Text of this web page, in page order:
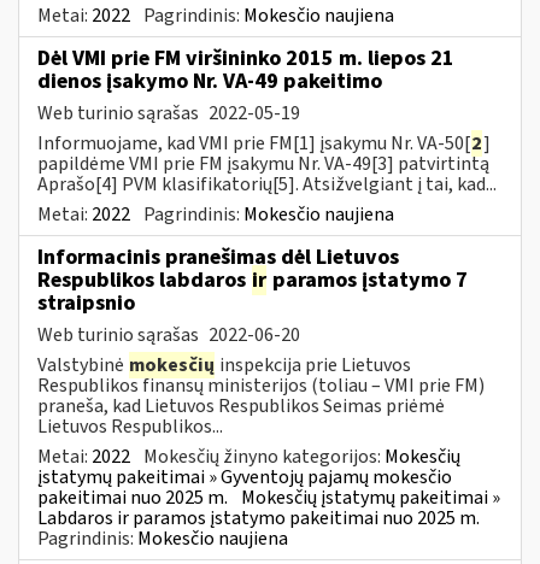
Metai: 2022 Pagrindinis: Mokesčio naujiena
Dėl VMI prie FM viršininko 2015 m. liepos 21
dienos įsakymo Nr. VA-49 pakeitimo
Web turinio sąrašas 2022-05-19
Informuojame, kad VMI prie FM[1] įsakymu Nr. VA-50[2]
papildėme VMI prie FM įsakymu Nr. VA-49[3] patvirtintą
Aprašo[4] PVM klasifikatorių[5]. Atsižvelgiant į tai, kad...
Metai: 2022 Pagrindinis: Mokesčio naujiena
Informacinis pranešimas dėl Lietuvos
Respublikos labdaros ir paramos įstatymo 7
straipsnio
Web turinio sąrašas 2022-06-20
Valstybinė mokesčių inspekcija prie Lietuvos
Respublikos finansų ministerijos (toliau – VMI prie FM)
praneša, kad Lietuvos Respublikos Seimas priėmė
Lietuvos Respublikos...
Metai: 2022 Mokesčių žinyno kategorijos: Mokesčių
įstatymų pakeitimai » Gyventojų pajamų mokesčio
pakeitimai nuo 2025 m. Mokesčių įstatymų pakeitimai »
Labdaros ir paramos įstatymo pakeitimai nuo 2025 m.
Pagrindinis: Mokesčio naujiena